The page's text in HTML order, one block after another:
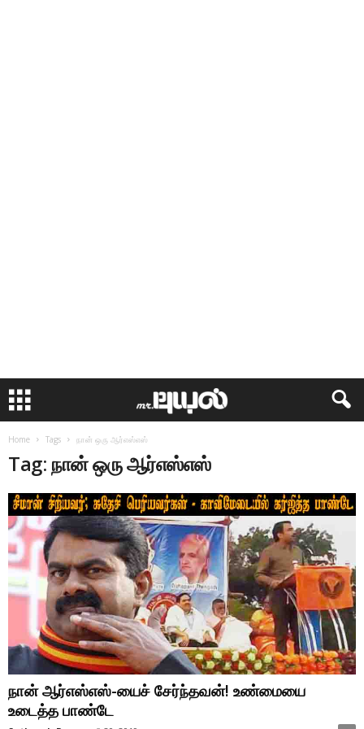
Home Tags நான் ஒரு ஆர்எஸ்எஸ்
Tag: நான் ஒரு ஆர்எஸ்எஸ்
நான் ஆர்எஸ்எஸ்-யைச் சேர்ந்தவன்! உண்மையை
உடைத்த பாண்டே